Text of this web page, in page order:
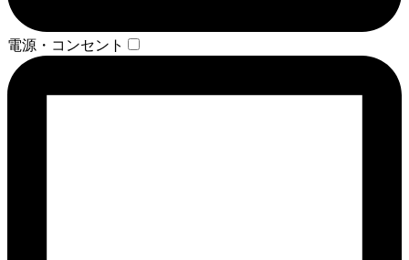
電源・コンセント